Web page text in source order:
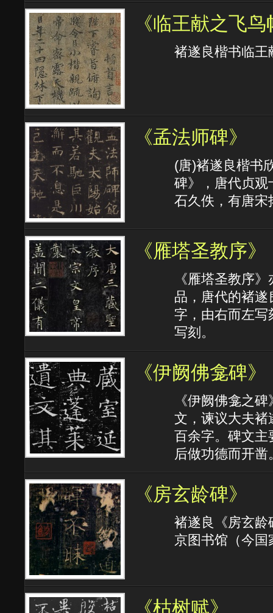
《临王献之飞
褚遂良楷书临王
《孟法师碑》
(唐)褚遂良楷书
碑》，唐代贞观
石久佚，有唐宋
《雁塔圣教序》
《雁塔圣教序
品，唐代的褚
字，由右而左写
写刻。
《伊阙佛龛碑》
《伊阙佛龛之
文，谏议大夫褚
百余字。碑文主
后做功德而开凿
《房玄龄碑》
褚遂良《房玄龄
京图书馆（今
《枯树赋》